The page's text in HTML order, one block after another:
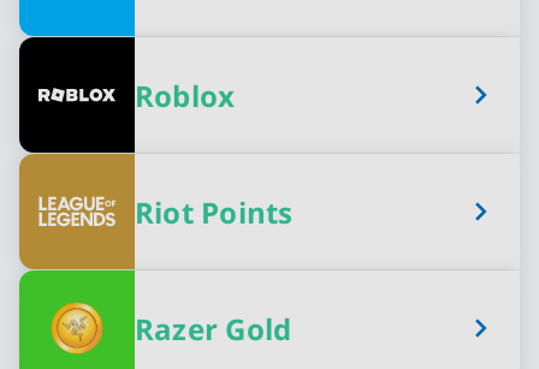
Roblox
Riot Points
Razer Gold